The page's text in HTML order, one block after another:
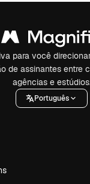
para você
de assinantes entre
agências e
Português